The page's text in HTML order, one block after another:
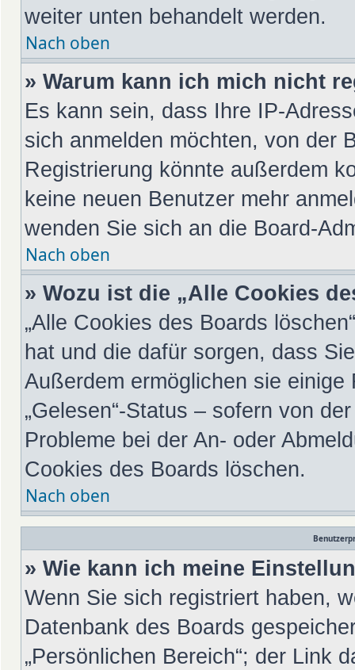
weiter unten behandelt werden.
Nach oben
» Warum kann ich mich nicht
Es kann sein, dass Ihre IP-
sich anmelden möchten, von der
Registrierung könnte außerdem
keine neuen Benutzer mehr
wenden Sie sich an die Board-
Nach oben
» Wozu ist die „Alle Cookies
„Alle Cookies des Boards
hat und die dafür sorgen, dass
Außerdem ermöglichen sie
„Gelesen“-Status – sofern von
Probleme bei der An- oder
Cookies des Boards löschen.
Nach oben
» Wie kann ich meine
Wenn Sie sich registriert haben,
Datenbank des Boards
„Persönlichen Bereich“; der Link